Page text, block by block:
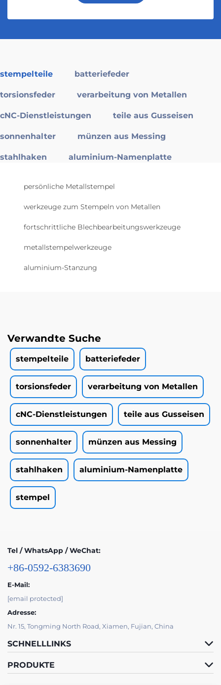
stempelteile batteriefeder
torsionsfeder verarbeitung von Metallen
cNC-Dienstleistungen teile aus Gusseisen
sonnenhalter münzen aus Messing
stahlhaken aluminium-Namenplatte
persönliche Metallstempel
werkzeuge zum Stempeln von Metallen
fortschrittliche Blechbearbeitungswerkzeuge
metallstempelwerkzeuge
aluminium-Stanzung
Verwandte Suche
stempelteile batteriefeder
torsionsfeder verarbeitung von Metallen
cNC-Dienstleistungen teile aus Gusseisen
sonnenhalter münzen aus Messing
stahlhaken aluminium-Namenplatte
stempel
Tel / WhatsApp / WeChat:
+86-0592-6383690
E-Mail:
[email protected]
Adresse:
Nr. 15, Tongming North Road, Xiamen, Fujian, China
SCHNELLLINKS
PRODUKTE